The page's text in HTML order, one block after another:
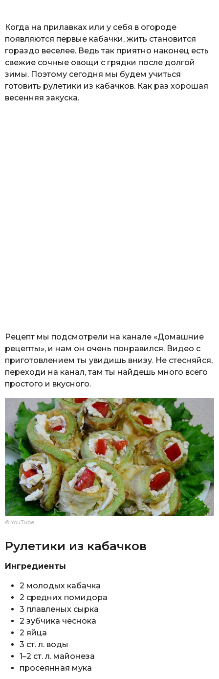
Когда на прилавках или у себя в огороде
появляются первые кабачки, жить становится
гораздо веселее. Ведь так приятно наконец есть
свежие сочные овощи с грядки после долгой
зимы. Поэтому сегодня мы будем учиться
готовить рулетики из кабачков. Как раз хорошая
весенняя закуска.
Рецепт мы подсмотрели на канале «Домашние
рецепты», и нам он очень понравился. Видео с
приготовлением ты увидишь внизу. Не стесняйся,
переходи на канал, там ты найдешь много всего
простого и вкусного.
© YouTube
Рулетики из кабачков
Ингредиенты
2 молодых кабачка
2 средних помидора
3 плавленых сырка
2 зубчика чеснока
2 яйца
3 ст. л. воды
1–2 ст. л. майонеза
просеянная мука